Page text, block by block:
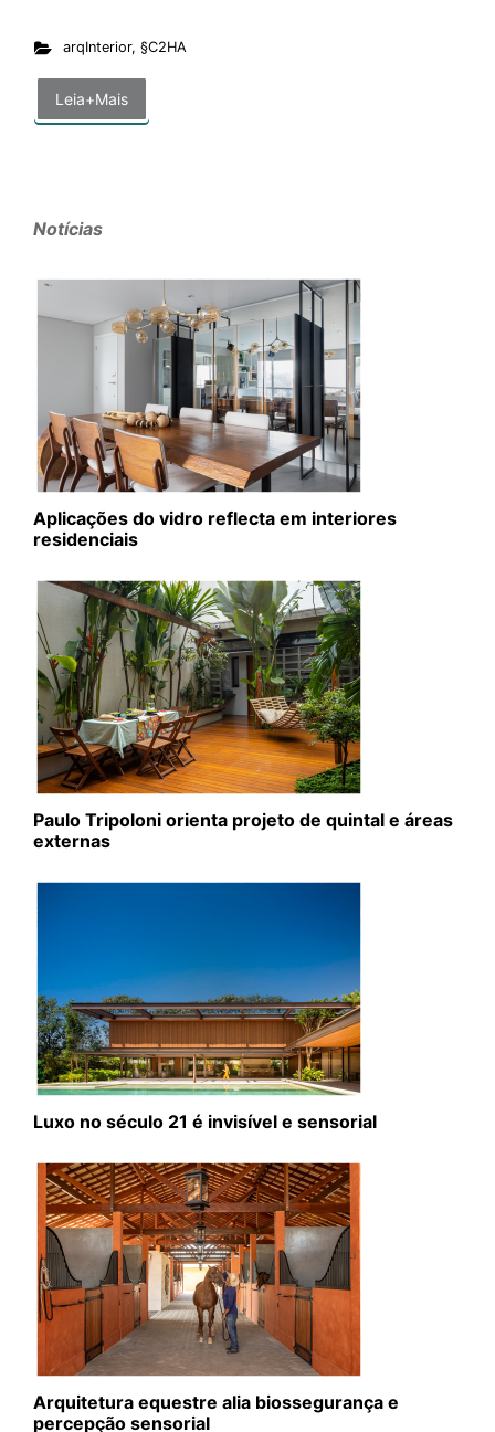
arqInterior, §C2HA
Leia+Mais
Notícias
Aplicações do vidro reflecta em interiores
residenciais
Paulo Tripoloni orienta projeto de quintal e áreas
externas
Luxo no século 21 é invisível e sensorial
Arquitetura equestre alia biossegurança e
percepção sensorial